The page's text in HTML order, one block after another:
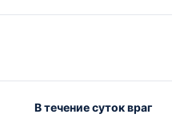
В течение суток враг